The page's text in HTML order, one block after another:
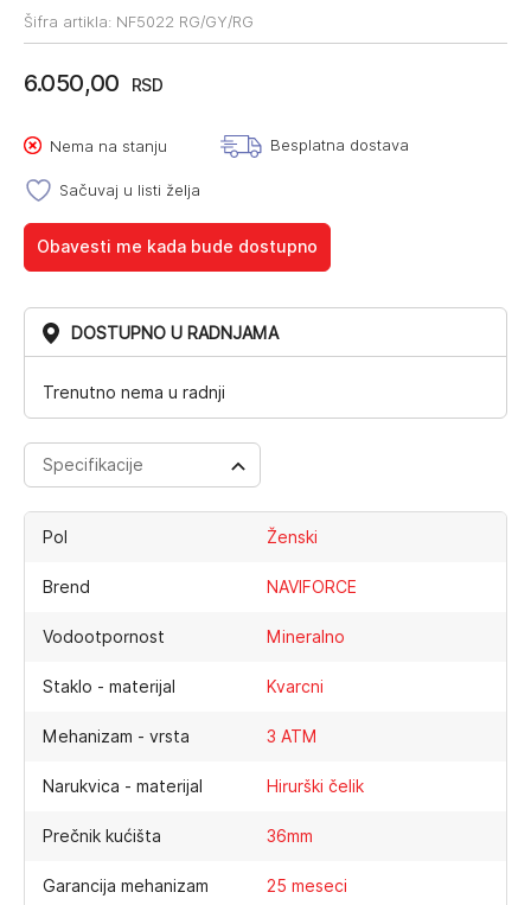
Šifra artikla: NF5022 RG/GY/RG
6.050,00 RSD
Nema na stanju Besplatna dostava
Sačuvaj u listi želja
Obavesti me kada bude dostupno
DOSTUPNO U RADNJAMA
Trenutno nema u radnji
Specifikacije
Pol Ženski
Brend NAVIFORCE
Vodootpornost Mineralno
Staklo - materijal Kvarcni
Mehanizam - vrsta 3 ATM
Narukvica - materijal Hirurški čelik
Prečnik kućišta 36mm
Garancija mehanizam 25 meseci